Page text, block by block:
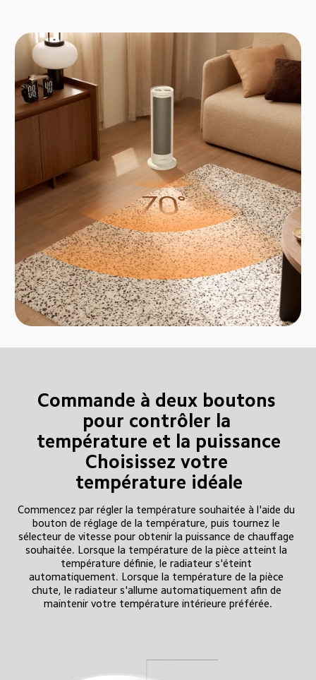
Commande à deux boutons
pour contrôler la
température et la puissance
Choisissez votre
température idéale
Commencez par régler la température souhaitée à l'aide du
bouton de réglage de la température, puis tournez le
sélecteur de vitesse pour obtenir la puissance de chauffage
souhaitée. Lorsque la température de la pièce atteint la
température définie, le radiateur s'éteint
automatiquement. Lorsque la température de la pièce
chute, le radiateur s'allume automatiquement afin de
maintenir votre température intérieure préférée.